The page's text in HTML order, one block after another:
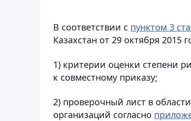
В соответствии с пунктом 3
Казахстан от 29 октября 2015
1) критерии оценки степени
к совместному приказу;
2) проверочный лист в
организаций согласно